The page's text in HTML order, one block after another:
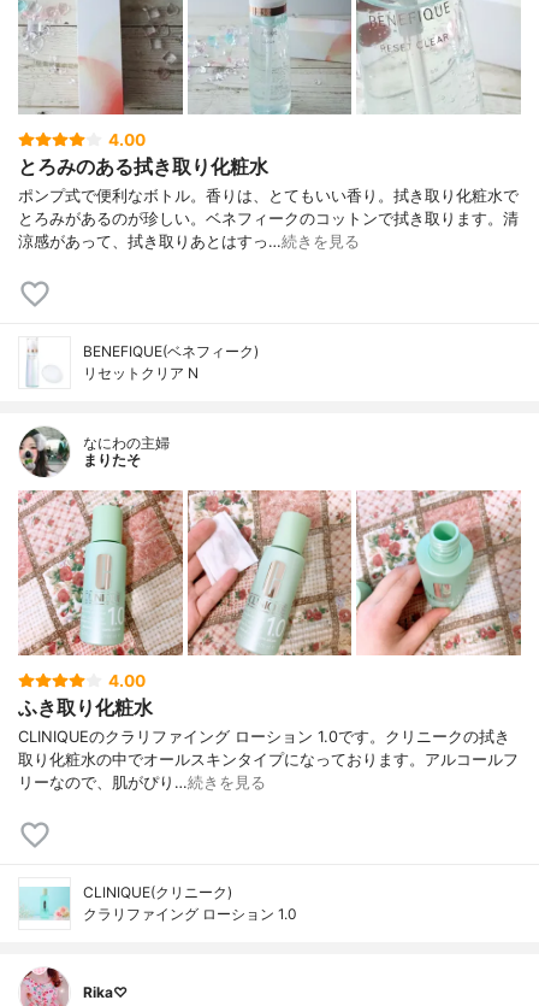
4.00
とろみのある拭き取り化粧水
ポンプ式で便利なボトル。香りは、とてもいい香り。拭き取り化粧水で
とろみがあるのが珍しい。ベネフィークのコットンで拭き取ります。清
涼感があって、拭き取りあとはすっ…続きを見る
BENEFIQUE(ベネフィーク)
リセットクリア N
なにわの主婦
まりたそ
4.00
ふき取り化粧水
CLINIQUEのクラリファイング ローション 1.0です。クリニークの拭き
取り化粧水の中でオールスキンタイプになっております。アルコールフ
リーなので、肌がぴり…続きを見る
CLINIQUE(クリニーク)
クラリファイング ローション 1.0
Rika♡